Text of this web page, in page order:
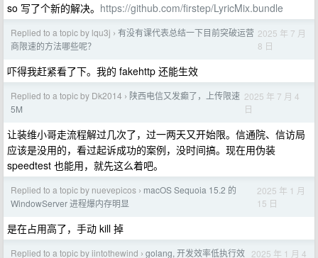
so 写了个新的解决。 https://github.com/firstep/LyricMix.bundle
Replied to a topic by lqu3j › 有没有课代表总结一下目前突破运营
商限速的方法哪些呢？
2025 年 7 月
8 日
吓得我赶紧看了下。我的 fakehttp 还能生效
Replied to a topic by Dk2014 › 陕西电信又发癫了，上传限速
5M
2025 年 7 月 4
日
让装维小哥走流程解过几次了，过一两天又开始限。信通院、信访局
应该是没用的，看过起诉成功的案例，没时间搞。现在用伪装
speedtest 也能用，就先这么着吧。
Replied to a topic by nuevepicos › macOS Sequoia 15.2 的
WindowServer 进程爆内存明显
2025 年 1 月
15 日
是在占用高了，手动 kill 掉
Replied to a topic by iintothewind › golang, 开发效率低执行效 2025 年 1 月 4